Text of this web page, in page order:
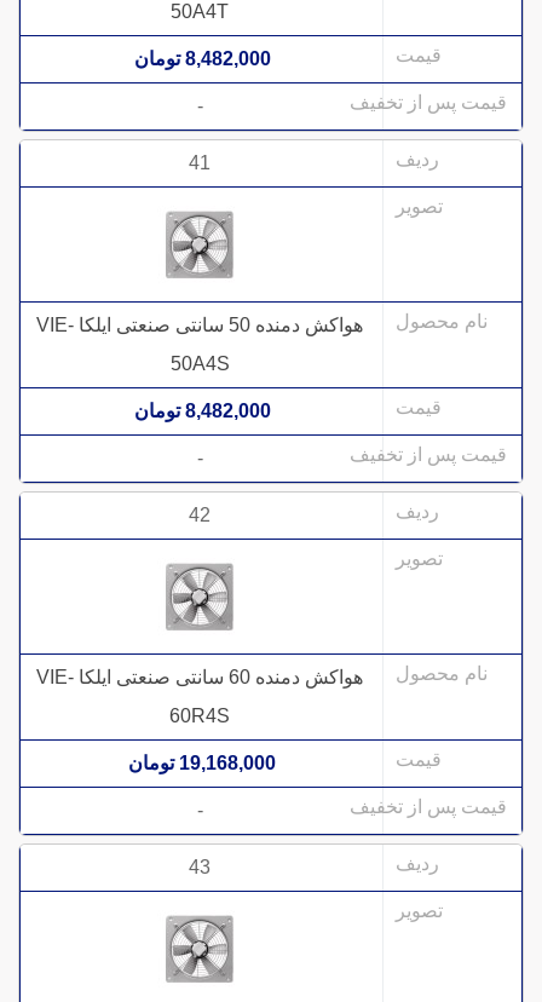
50A4T
8,482,000 تومان
-
41
هواکش دمنده 50 سانتی صنعتی ایلکا VIE-
50A4S
8,482,000 تومان
-
42
هواکش دمنده 60 سانتی صنعتی ایلکا VIE-
60R4S
19,168,000 تومان
-
43